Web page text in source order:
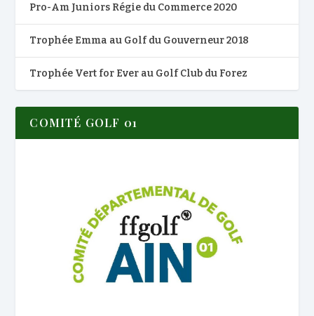
Pro-Am Juniors Régie du Commerce 2020
Trophée Emma au Golf du Gouverneur 2018
Trophée Vert for Ever au Golf Club du Forez
COMITÉ GOLF 01